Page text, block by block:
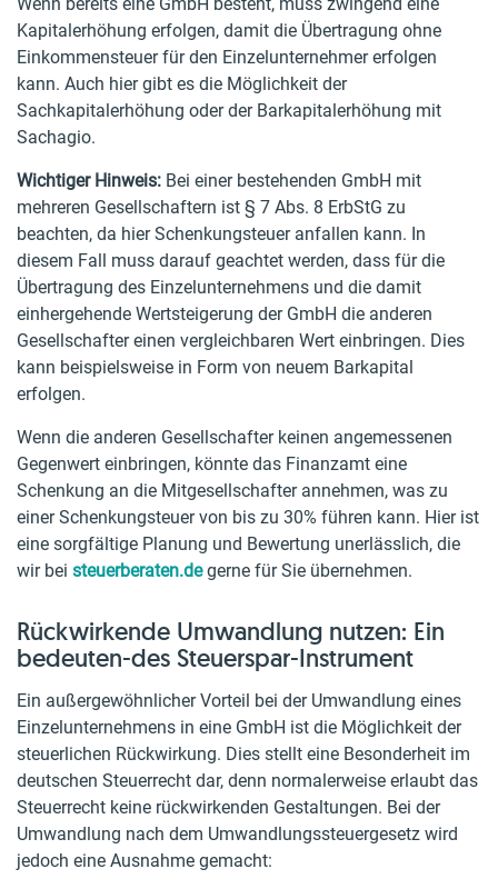
Kapitalerhöhung erfolgen, damit die Übertragung ohne
Einkommensteuer für den Einzelunternehmer erfolgen
kann. Auch hier gibt es die Möglichkeit der
Sachkapitalerhöhung oder der Barkapitalerhöhung mit
Sachagio.
Wichtiger Hinweis: Bei einer bestehenden GmbH mit
mehreren Gesellschaftern ist § 7 Abs. 8 ErbStG zu
beachten, da hier Schenkungsteuer anfallen kann. In
diesem Fall muss darauf geachtet werden, dass für die
Übertragung des Einzelunternehmens und die damit
einhergehende Wertsteigerung der GmbH die anderen
Gesellschafter einen vergleichbaren Wert einbringen. Dies
kann beispielsweise in Form von neuem Barkapital
erfolgen.
Wenn die anderen Gesellschafter keinen angemessenen
Gegenwert einbringen, könnte das Finanzamt eine
Schenkung an die Mitgesellschafter annehmen, was zu
einer Schenkungsteuer von bis zu 30% führen kann. Hier ist
eine sorgfältige Planung und Bewertung unerlässlich, die
wir bei steuerberaten.degerne für Sie übernehmen.
Rückwirkende Umwandlung nutzen: Ein
bedeuten-des Steuerspar-Instrument
Ein außergewöhnlicher Vorteil bei der Umwandlung eines
Einzelunternehmens in eine GmbH ist die Möglichkeit der
steuerlichen Rückwirkung. Dies stellt eine Besonderheit im
deutschen Steuerrecht dar, denn normalerweise erlaubt das
Steuerrecht keine rückwirkenden Gestaltungen. Bei der
Umwandlung nach dem Umwandlungssteuergesetz wird
jedoch eine Ausnahme gemacht: